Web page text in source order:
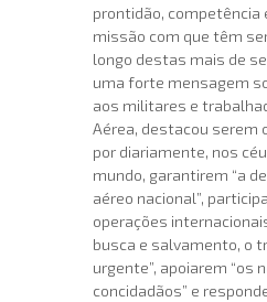
prontidão, competência
missão com que têm
longo destas mais de
uma forte mensagem
aos militares e
Aérea, destacou serem
por diariamente, nos
mundo, garantirem “a
aéreo nacional”,
operações
busca e salvamento, o
urgente”, apoiarem “os
concidadãos” e